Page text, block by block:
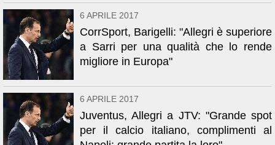
6 APRILE 2017
CorrSport, Barigelli: "Allegri è superiore
a Sarri per una qualità che lo rende
migliore in Europa"
6 APRILE 2017
Juventus, Allegri a JTV: "Grande spot
per il calcio italiano, complimenti al